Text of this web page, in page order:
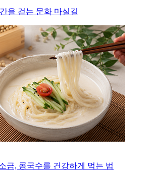
을 걷는 문화 마실길
금, 콩국수를 건강하게 먹는 법